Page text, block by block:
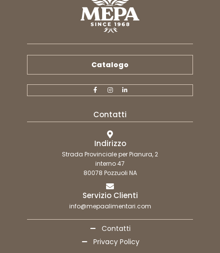
Catalogo
Contatti
Indirizzo
Strada Provinciale per Pianura, 2
interno 47
80078 Pozzuoli NA
Servizio Clienti
info@mepaalimentari.com
Contatti
Privacy Policy